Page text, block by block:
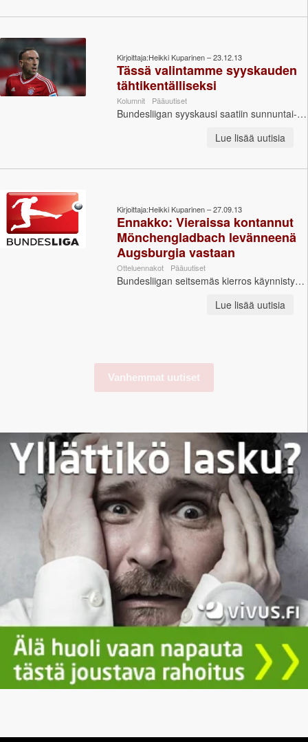
Kirjoittaja:Heikki Kuparinen – 23.12.13
Tässä valintamme syyskauden
tähtikentälliseksi
Kolumnit Pääuutiset
Bundesliigan syyskausi saatiin sunnuntai-iltana päätökseen. Kausi etenee tiukassa Bayern Münchenin komennossa, mutta kakkossijasta sekä europaiko...
Lue lisää uutisia
Kirjoittaja:Heikki Kuparinen – 27.09.13
Ennakko: Vieraissa kontannut
Mönchengladbach levänneenä
Augsburgia vastaan
Otteluennakot Pääuutiset
Bundesliigan seitsemäs kierros käynnistyy perjantai-iltana yllättäjäjoukkue Augsburgin ja Borussia Mönchengladbachin välisellä mittelöllä. S...
Lue lisää uutisia
Vanhemmat uutiset